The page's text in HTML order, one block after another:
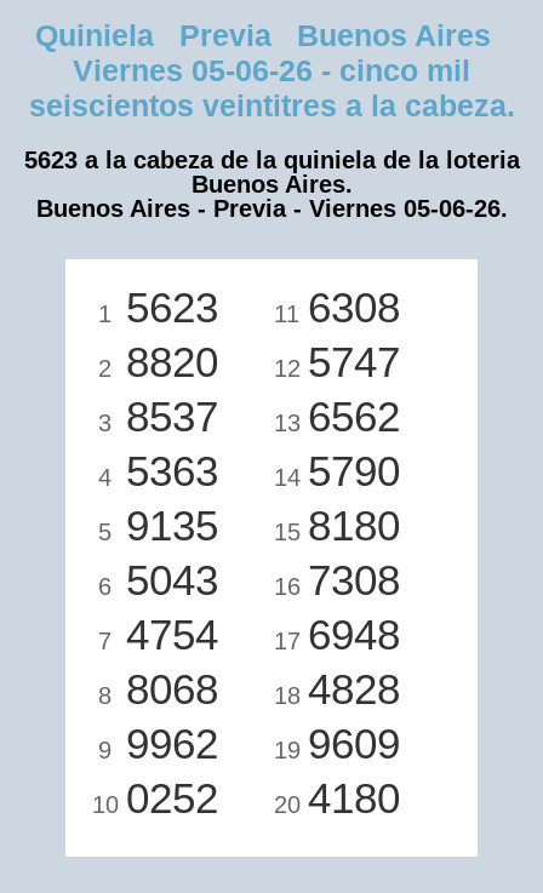
Quiniela Previa Buenos Aires
Viernes 05-06-26 - cinco mil
seiscientos veintitres a la cabeza.
5623 a la cabeza de la quiniela de la loteria
Buenos Aires.
Buenos Aires - Previa - Viernes 05-06-26.
1 5623
2 8820
3 8537
4 5363
5 9135
6 5043
7 4754
8 8068
9 9962
10 0252
11 6308
12 5747
13 6562
14 5790
15 8180
16 7308
17 6948
18 4828
19 9609
20 4180